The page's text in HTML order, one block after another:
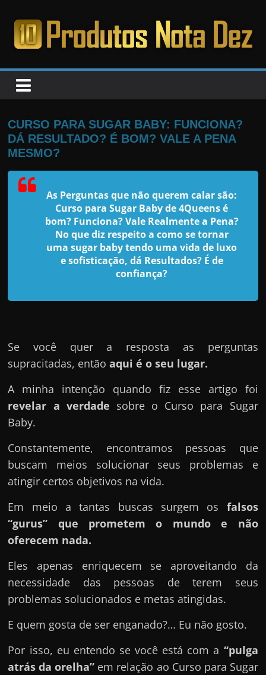
para
conteúdo
PRODUTOS
NOTA
DEZ
C
a
t
b
a
l
h
a
c
o
m
a
q
u
l
e
c
f
e
CURSO PARA SUGAR BABY: FUNCIONA?
DÁ RESULTADO? É BOM? VALE A PENA
MESMO?
As Perguntas que não querem calar são:
Curso para Sugar Baby de 4Queens é
bom? Funciona? Vale Realmente a Pena?
No que diz respeito a como se tornar
uma sugar baby tendo uma vida de luxo
e sofisticação, dá Resultados? É de
confiança?
Se você quer a resposta as perguntas
supracitadas, então aqui é o seu lugar.
A minha intenção quando fiz esse artigo foi
revelar a verdade sobre o Curso para Sugar
Baby.
Constantemente, encontramos pessoas que
buscam meios solucionar seus problemas e
atingir certos objetivos na vida.
Em meio a tantas buscas surgem os falsos
“gurus” que prometem o mundo e não
oferecem nada.
Eles apenas enriquecem se aproveitando da
necessidade das pessoas de terem seus
problemas solucionados e metas atingidas.
E quem gosta de ser enganado?… Eu não gosto.
Por isso, eu entendo se você está com a “pulga
atrás da orelha” em relação ao Curso para Sugar